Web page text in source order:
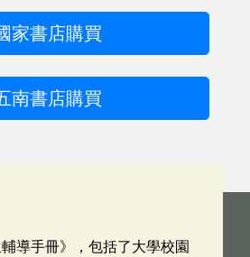
家書店購買
南書店購買
輔導手冊》，包括了大學校園